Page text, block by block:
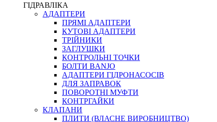
ФІТИНГИ ДІАГНОСТИЧНІ
АКСЕСУАРИ
ТРУБКИ ТА КОМПЛЕКТУЮЧІ
ФІТИНГИ ГІДРАВЛІЧНІ
ФІТИНГИ КОНДИЦІОНЕРНІ
ЗАХИСТ РУКАВІВ
ФІТИНГИ KARCHER
ФІТИНГИ НА ПІДЙОМ КАБІНИ
КОНЕКТОРИ
ХОМУТИ
ГІДРАВЛІКА
АДАПТЕРИ
ПРЯМІ АДАПТЕРИ
КУТОВІ АДАПТЕРИ
ТРІЙНИКИ
ЗАГЛУШКИ
КОНТРОЛЬНІ ТОЧКИ
БОЛТИ BANJO
АДАПТЕРИ ГІДРОНАСОСІВ
ДЛЯ ЗАПРАВОК
ПОВОРОТНІ МУФТИ
КОНТРГАЙКИ
КЛАПАНИ
ПЛИТИ (ВЛАСНЕ ВИРОБНИЦТВО)